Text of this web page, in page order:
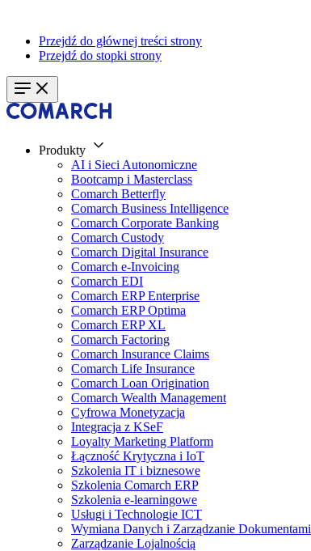
Przejdź do głównej treści strony
Przejdź do stopki strony
Produkty
AI i Sieci Autonomiczne
Bootcamp i Masterclass
Comarch Betterfly
Comarch Business Intelligence
Comarch Corporate Banking
Comarch Custody
Comarch Digital Insurance
Comarch e-Invoicing
Comarch EDI
Comarch ERP Enterprise
Comarch ERP Optima
Comarch ERP XL
Comarch Factoring
Comarch Insurance Claims
Comarch Life Insurance
Comarch Loan Origination
Comarch Wealth Management
Cyfrowa Monetyzacja
Integracja z KSeF
Loyalty Marketing Platform
Łączność Krytyczna i IoT
Szkolenia IT i biznesowe
Szkolenia Comarch ERP
Szkolenia e-learningowe
Usługi i Technologie ICT
Wymiana Danych i Zarządzanie Dokumentami
Zarządzanie Lojalnością